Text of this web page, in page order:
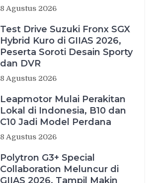
8 Agustus 2026
Test Drive Suzuki Fronx SGX
Hybrid Kuro di GIIAS 2026,
Peserta Soroti Desain Sporty
dan DVR
8 Agustus 2026
Leapmotor Mulai Perakitan
Lokal di Indonesia, B10 dan
C10 Jadi Model Perdana
8 Agustus 2026
Polytron G3+ Special
Collaboration Meluncur di
GIIAS 2026, Tampil Makin